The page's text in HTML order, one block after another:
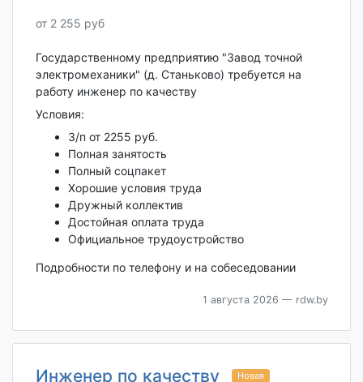
от 2 255 руб
Государственному предприятию "Завод точной
электромеханики" (д. Станьково) требуется на
работу инженер по качеству
Условия:
З/п от 2255 руб.
Полная занятость
Полный соцпакет
Хорошие условия труда
Дружный коллектив
Достойная оплата труда
Официальное трудоустройство
Подробности по телефону и на собеседовании
1 августа 2026 — rdw.by
Инженер по качеству Новая